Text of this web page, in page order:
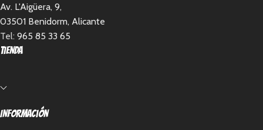
Av. L'Aigüera, 9,
03501 Benidorm, Alicante
Tel: 965 85 33 65
Tienda
Información